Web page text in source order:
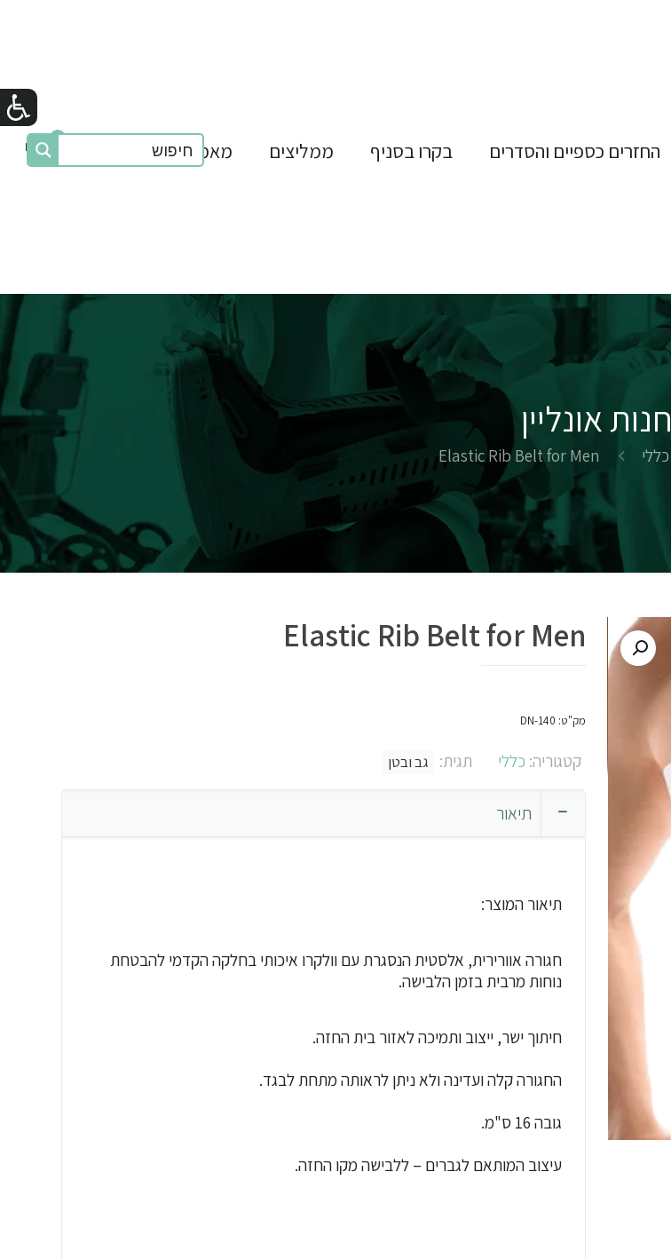
החזרים כספיים והסדרים בקרו בסניף ממליצים מאמרים
0
₪0
חנות אונליין
כללי Elastic Rib Belt for Men
Elastic Rib Belt for Men
מק"ט: DN-140
קטגוריה: כללי תגית: גב ובטן
תיאור
תיאור המוצר:
חגורה אוורירית, אלסטית הנסגרת עם וולקרו איכותי בחלקה הקדמי להבטחת
נוחות מרבית בזמן הלבישה.
חיתוך ישר, ייצוב ותמיכה לאזור בית החזה.
החגורה קלה ועדינה ולא ניתן לראותה מתחת לבגד.
גובה 16 ס"מ.
עיצוב המותאם לגברים – ללבישה מקו החזה.